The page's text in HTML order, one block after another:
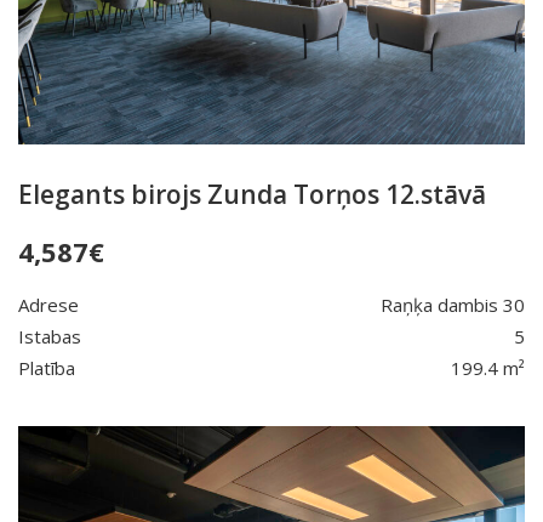
Elegants birojs Zunda Torņos 12.stāvā
4,587€
Adrese
Raņķa dambis 30
Istabas
5
Platība
199.4 m²